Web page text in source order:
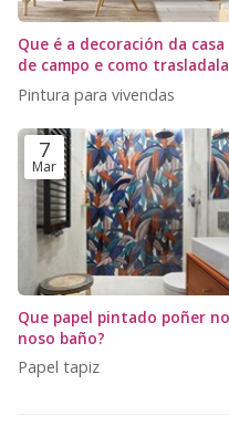
Que é a decoración da casa
de campo e como trasladala
á túa casa?
Pintura para vivendas
7
Mar
Que papel pintado poñer no
noso baño?
Papel tapiz